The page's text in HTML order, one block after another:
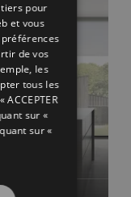
FRENCH
GERMAN
tiers pour
et vous
de vos
les
tous les
sur «
sur «